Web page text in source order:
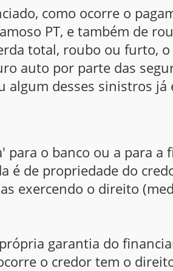
como ocorre o
PT, e também de
total, roubo ou furto, o
auto por parte das
algum desses sinistros já
o banco ou a para a
é de propriedade do
exercendo o direito
garantia do
o credor tem o